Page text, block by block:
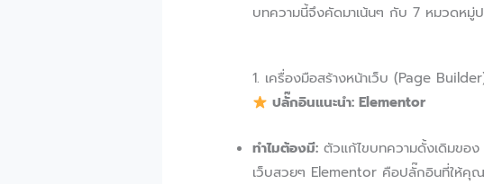
บทความนี้จึงคัดมาเน้นๆ กับ 7 หมวดหมู่ป
1. เครื่องมือสร้างหน้าเว็บ (Page
ปลั๊กอินแนะนำ: Elementor
ทำไมต้องมี: ตัวแก้ไขบทความดั้งเดิมขอ
เว็บสวยๆ Elementor คือปลั๊กอินที่ให้คุณ